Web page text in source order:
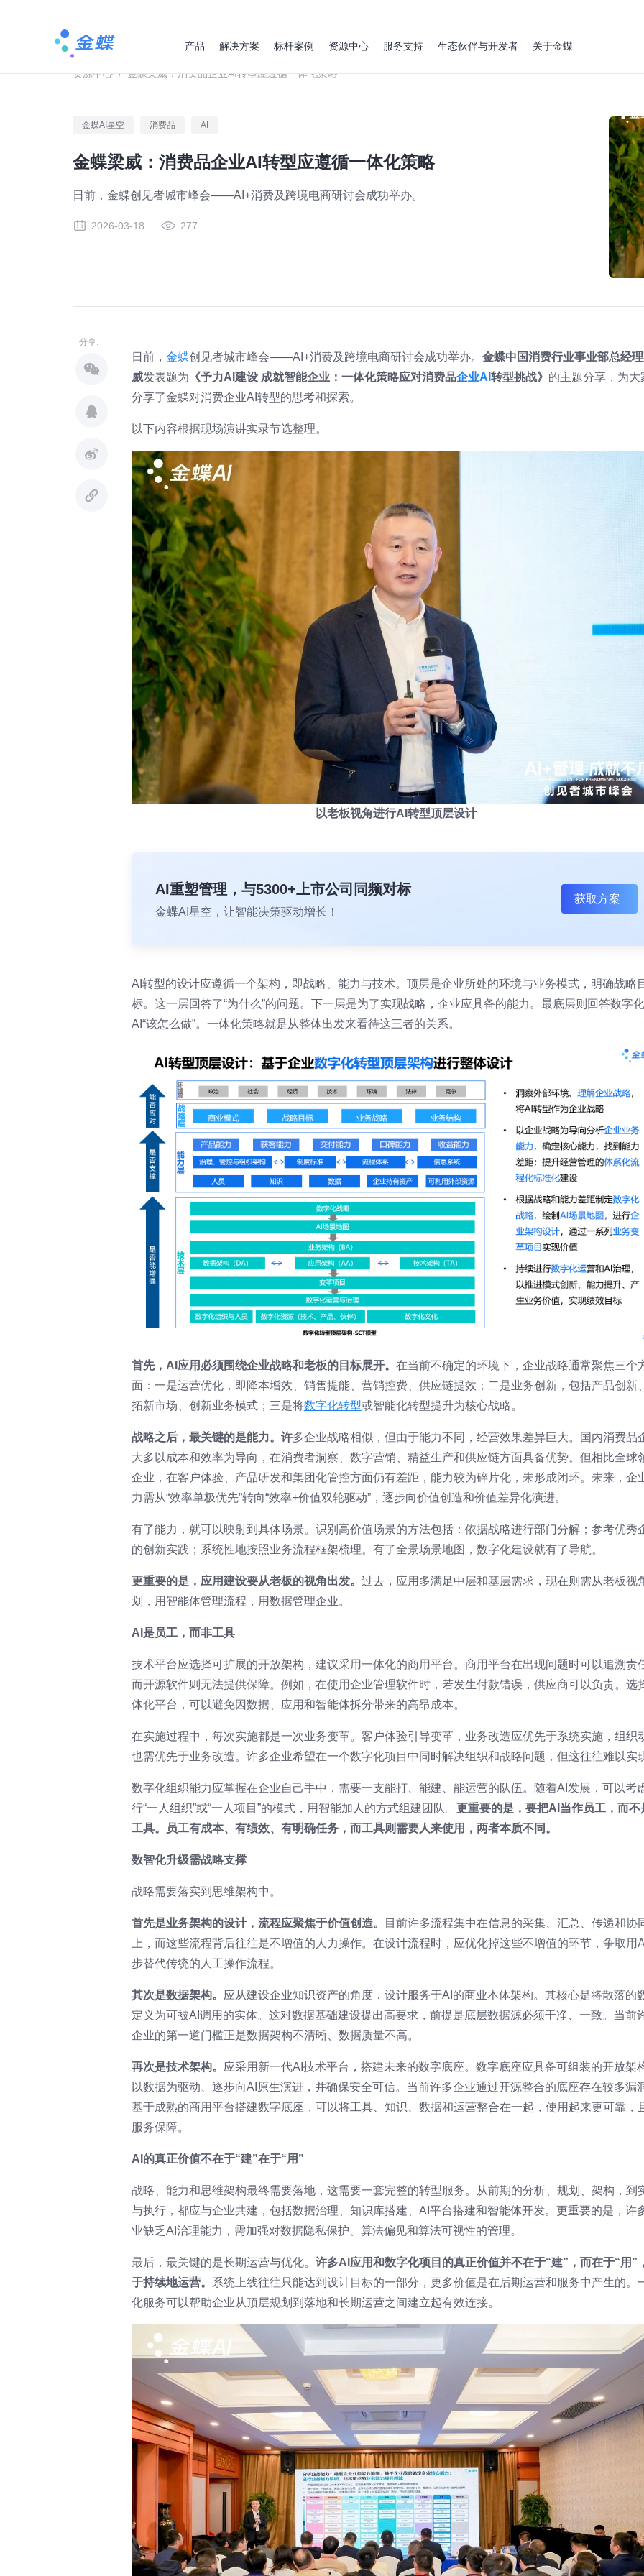
产品 解决方案 标杆案例 资源中心 服务支持 生态伙伴与开发者 关于金蝶
资源中心 / 金蝶梁威：消费品企业AI转型应遵循一体化策略
金蝶AI星空 消费品 AI
金蝶梁威：消费品企业AI转型应遵循一体化策略
日前，金蝶创见者城市峰会——AI+消费及跨境电商研讨会成功举办。
2026-03-18 277
分享:
日前， 金蝶创见者城市峰会——AI+消费及跨境电商研讨会成功举办。 金蝶中国消费行业事业部总经
威发表题为 《予力AI建设 成就智能企业：一体化策略应对消费品企业AI 转型挑战》 的主题分享，为大
分享了金蝶对消费企业AI转型的思考和探索。
以下内容根据现场演讲实录节选整理。
以老板视角进行AI转型顶层设计
AI重塑管理，与5300+上市公司同频对标
金蝶AI星空，让智能决策驱动增长！
获取方案
AI转型的设计应遵循一个架构，即战略、能力与技术。顶层是企业所处的环境与业务模式，明确战略
标。这一层回答了“为什么”的问题。下一层是为了实现战略，企业应具备的能力。最底层则回答数字化
AI“该怎么做”。一体化策略就是从整体出发来看待这三者的关系。
首先，AI应用必须围绕企业战略和老板的目标展开。 在当前不确定的环境下，企业战略通常聚焦三个
面：一是运营优化，即降本增效、销售提能、营销控费、供应链提效；二是业务创新，包括产品创新
拓新市场、创新业务模式；三是将数字化转型或智能化转型提升为核心战略。
战略之后，最关键的是能力。许多企业战略相似，但由于能力不同，经营效果差异巨大。国内消费品
大多以成本和效率为导向，在消费者洞察、数字营销、精益生产和供应链方面具备优势。但相比全球
企业，在客户体验、产品研发和集团化管控方面仍有差距，能力较为碎片化，未形成闭环。未来，企
力需从“效率单极优先”转向“效率+价值双轮驱动”，逐步向价值创造和价值差异化演进。
有了能力，就可以映射到具体场景。识别高价值场景的方法包括：依据战略进行部门分解；参考优秀
的创新实践；系统性地按照业务流程框架梳理。有了全景场景地图，数字化建设就有了导航。
更重要的是，应用建设要从老板的视角出发。 过去，应用多满足中层和基层需求，现在则需从老板视
划，用智能体管理流程，用数据管理企业。
AI是员工，而非工具
技术平台应选择可扩展的开放架构，建议采用一体化的商用平台。商用平台在出现问题时可以追溯责
而开源软件则无法提供保障。例如，在使用企业管理软件时，若发生付款错误，供应商可以负责。选
体化平台，可以避免因数据、应用和智能体拆分带来的高昂成本。
在实施过程中，每次实施都是一次业务变革。客户体验引导变革，业务改造应优先于系统实施，组织
也需优先于业务改造。许多企业希望在一个数字化项目中同时解决组织和战略问题，但这往往难以实
数字化组织能力应掌握在企业自己手中，需要一支能打、能建、能运营的队伍。随着AI发展，可以考
行“一人组织”或“一人项目”的模式，用智能加人的方式组建团队。 更重要的是，要把AI当作员工，而不
工具。员工有成本、有绩效、有明确任务，而工具则需要人来使用，两者本质不同。
数智化升级需战略支撑
战略需要落实到思维架构中。
首先是业务架构的设计，流程应聚焦于价值创造。
目前许多流程集中在信息的采集、汇总、传递和协
上，而这些流程背后往往是不增值的人力操作。在设计流程时，应优化掉这些不增值的环节，争取用
步替代传统的人工操作流程。
其次是数据架构。 应从建设企业知识资产的角度，设计服务于AI的商业本体架构。其核心是将散落的
定义为可被AI调用的实体。这对数据基础建设提出高要求，前提是底层数据源必须干净、一致。当前
企业的第一道门槛正是数据架构不清晰、数据质量不高。
再次是技术架构。 应采用新一代AI技术平台，搭建未来的数字底座。数字底座应具备可组装的开放架
以数据为驱动、逐步向AI原生演进，并确保安全可信。当前许多企业通过开源整合的底座存在较多漏
基于成熟的商用平台搭建数字底座，可以将工具、知识、数据和运营整合在一起，使用起来更可靠，
服务保障。
AI的真正价值不在于“建”在于“用”
战略、能力和思维架构最终需要落地，这需要一套完整的转型服务。从前期的分析、规划、架构，到
与执行，都应与企业共建，包括数据治理、知识库搭建、AI平台搭建和智能体开发。更重要的是，许
业缺乏AI治理能力，需加强对数据隐私保护、算法偏见和算法可视性的管理。
最后，最关键的是长期运营与优化。 许多AI应用和数字化项目的真正价值并不在于“建”，而在于“用”
于持续地运营。 系统上线往往只能达到设计目标的一部分，更多价值是在后期运营和服务中产生的。
化服务可以帮助企业从顶层规划到落地和长期运营之间建立起有效连接。